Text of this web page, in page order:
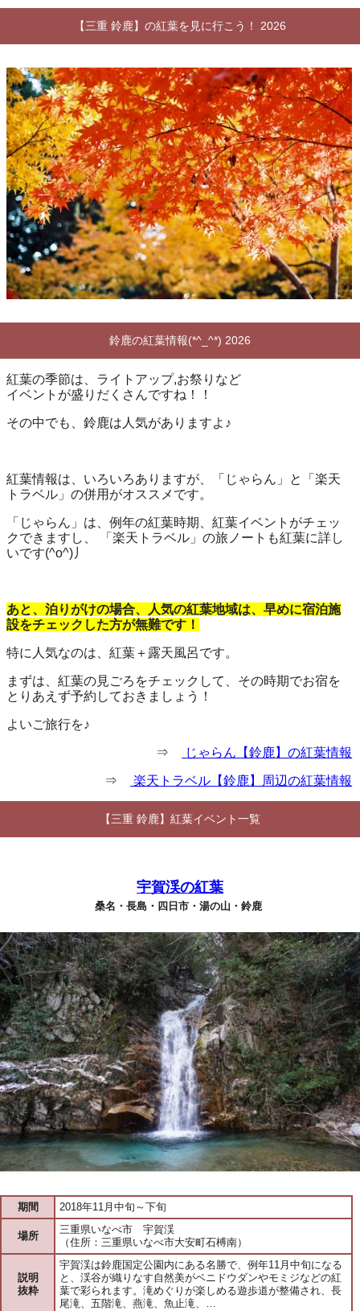
【三重 鈴鹿】の紅葉を見に行こう！ 2026
鈴鹿の紅葉情報(*^_^*) 2026
紅葉の季節は、ライトアップ,お祭りなど
イベントが盛りだくさんですね！！
その中でも、鈴鹿は人気がありますよ♪
紅葉情報は、いろいろありますが、「じゃらん」と「楽天
トラベル」の併用がオススメです。
「じゃらん」は、例年の紅葉時期、紅葉イベントがチェッ
クできますし、 「楽天トラベル」の旅ノートも紅葉に詳し
いです(^o^)丿
あと、泊りがけの場合、人気の紅葉地域は、早めに宿泊施
設をチェックした方が無難です！
特に人気なのは、紅葉＋露天風呂です。
まずは、紅葉の見ごろをチェックして、その時期でお宿を
とりあえず予約しておきましょう！
よいご旅行を♪
⇒ じゃらん【鈴鹿】の紅葉情報
⇒ 楽天トラベル【鈴鹿】周辺の紅葉情報
【三重 鈴鹿】紅葉イベント一覧
宇賀渓の紅葉
桑名・長島・四日市・湯の山・鈴鹿
期間 2018年11月中旬～下旬
場所
三重県いなべ市 宇賀渓
（住所：三重県いなべ市大安町石榑南）
説明
抜粋
宇賀渓は鈴鹿国定公園内にある名勝で、例年11月中旬になる
と、渓谷が織りなす自然美がベニドウダンやモミジなどの紅
葉で彩られます。滝めぐりが楽しめる遊歩道が整備され、長
尾滝、五階滝、燕滝、魚止滝、…